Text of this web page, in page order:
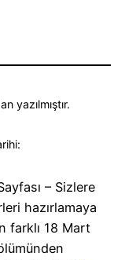
yazılmıştır.
– Sizlere
hazırlamaya
farklı 18 Mart